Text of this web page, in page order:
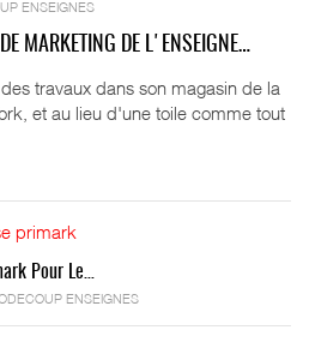
ENSEIGNES
MARKETING DE L'ENSEIGNE…
travaux dans son magasin de la
et au lieu d'une toile comme tout
Pour Le…
ENSEIGNES